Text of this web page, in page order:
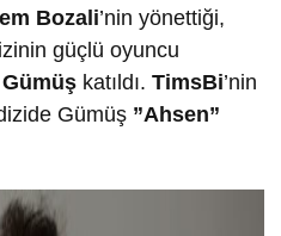
Bozali’nin yönettiği,
güçlü oyuncu
katıldı. TimsBi’nin
Gümüş ”Ahsen”